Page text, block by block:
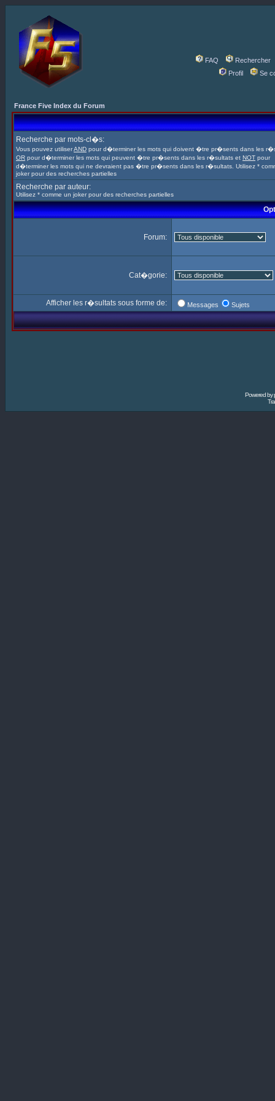
FAQ
Rechercher
Profil
Se
France Five Index du Forum
Recherche par mots-cl�s:
Vous pouvez utiliserAND pour d�terminer les mots qui doivent �tre pr�sents dans les
OR pour d�terminer les mots qui peuvent �tre pr�sents dans les r�sultats et NOT pour
d�terminer les mots qui ne devraient pas �tre pr�sents dans les r�sultats. Utilisez *
joker pour des recherches partielles
Recherche par auteur:
Utilisez * comme un joker pour des recherches partielles
Forum:
Cat�gorie:
Afficher les r�sultats sous forme de: Messages Sujets
Powered by